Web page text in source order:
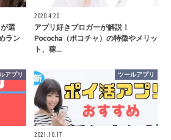
選
ラン
2020.4.20
アプリ好きブロガーが解説！
Pococha（ポコチャ）の特徴やメリッ
ト、稼…
アプリ ツールアプリ
2021.10.17